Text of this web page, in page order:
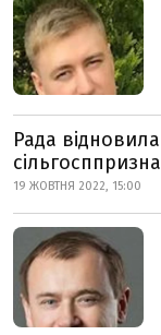
Рада
19 ЖОВТНЯ 2022, 15:00